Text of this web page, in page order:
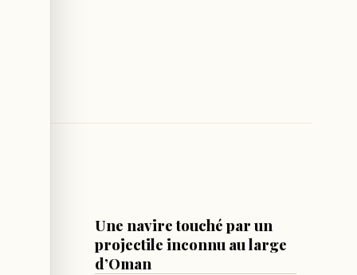
Une navire touché par un
projectile inconnu au large
d’Oman